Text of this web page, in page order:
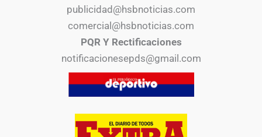
publicidad@hsbnoticias.com
comercial@hsbnoticias.com
PQR Y Rectificaciones
notificacionesepds@gmail.com